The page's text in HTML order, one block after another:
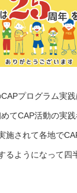
プログラム実践
てCAP活動の実
施されて各地で
るようになって四